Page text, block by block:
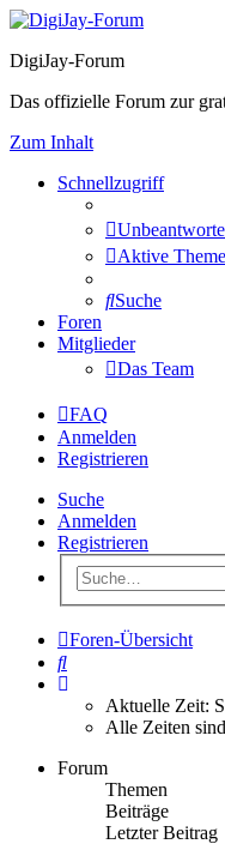
DigiJay-Forum
Das offizielle Forum zur
Zum Inhalt
Schnellzugriff
Aktive
Suche
Foren
Mitglieder
Das Team
FAQ
Anmelden
Registrieren
Suche
Anmelden
Registrieren
Foren-Übersicht
Suche
Aktuelle Zeit:
Alle Zeiten sind
Forum
Themen
Beiträge
Letzter Beitrag